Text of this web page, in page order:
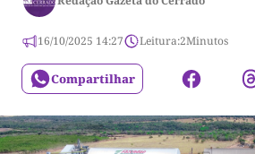
16/10/2025 14:27 Leitura:2Minutos
Compartilhar